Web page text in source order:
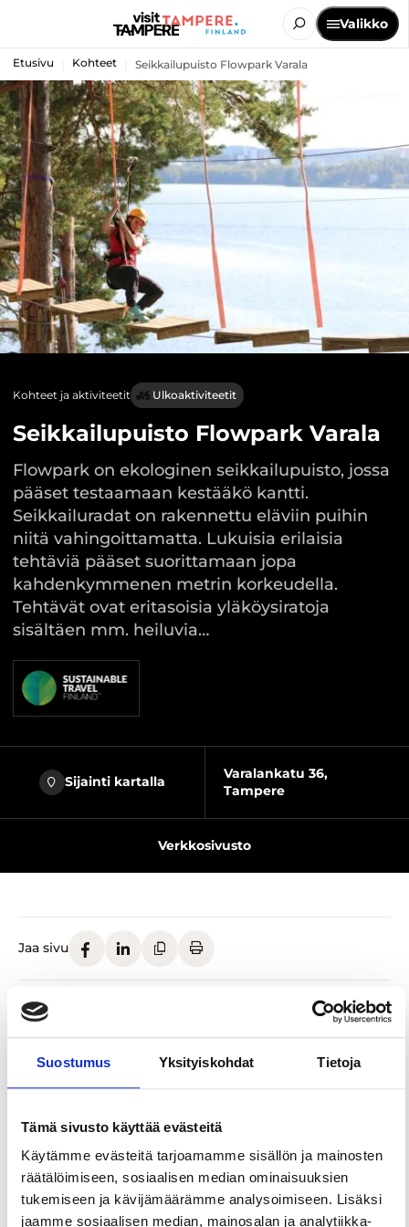
Suostumus Yksityiskohdat Tietoja
Tämä sivusto käyttää evästeitä
Käytämme evästeitä tarjoamamme sisällön ja mainosten
räätälöimiseen, sosiaalisen median ominaisuuksien
tukemiseen ja kävijämäärämme analysoimiseen. Lisäksi
jaamme sosiaalisen median, mainosalan ja analytiikka-
Valikko
Etusivu Kohteet Seikkailupuisto Flowpark Varala
Kohteet ja aktiviteetit Ulkoaktiviteetit
Seikkailupuisto Flowpark Varala
Flowpark on ekologinen seikkailupuisto, jossa
pääset testaamaan kestääkö kantti.
Seikkailuradat on rakennettu eläviin puihin
niitä vahingoittamatta. Lukuisia erilaisia
tehtäviä pääset suorittamaan jopa
kahdenkymmenen metrin korkeudella.
Tehtävät ovat eritasoisia yläköysiratoja
sisältäen mm. heiluvia…
Sijainti kartalla
Varalankatu 36,
Tampere
Verkkosivusto
Jaa sivu
Kohteelle on myönnetty
Sustainable Travel Finland (STF) -merkki
Sustainable Travel Finland (STF) on Visit Finlandin
kehittämä maksuton ohjelma, joka auttaa
matkailuyrityksiä ja -alueita rakentamaan kestävää